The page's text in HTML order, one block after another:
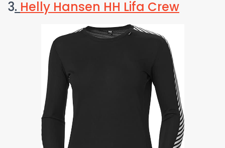
3. Helly Hansen HH Lifa Crew